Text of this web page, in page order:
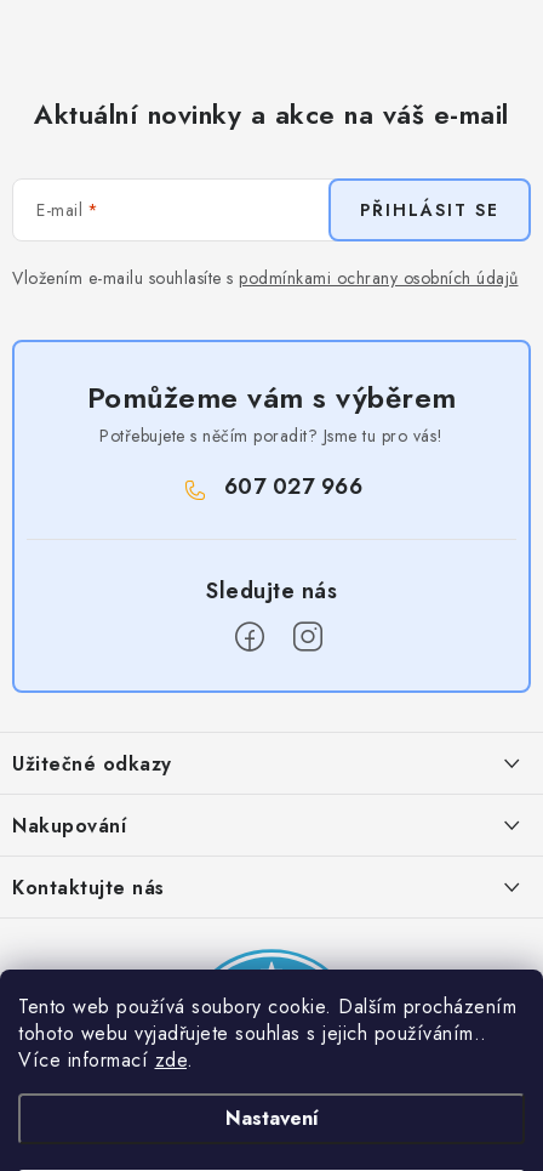
Tento web používá soubory cookie. Dalším procházením
tohoto webu vyjadřujete souhlas s jejich používáním..
Více informací zde.
Nastavení
Aktuální novinky a akce na váš e-mail
E-mail
Vložením e-mailu souhlasíte s podmínkami ochrany osobních údajů
PŘIHLÁSIT SE
Pomůžeme vám s výběrem
Potřebujete s něčím poradit? Jsme tu pro vás!
607 027 966
p
a
Užitečné odkazy
Provizní systém
Partner stránek: Super plecháček
Nakupování
Podmínky akce 2 + 1 zdarma
Kontaktujte nás